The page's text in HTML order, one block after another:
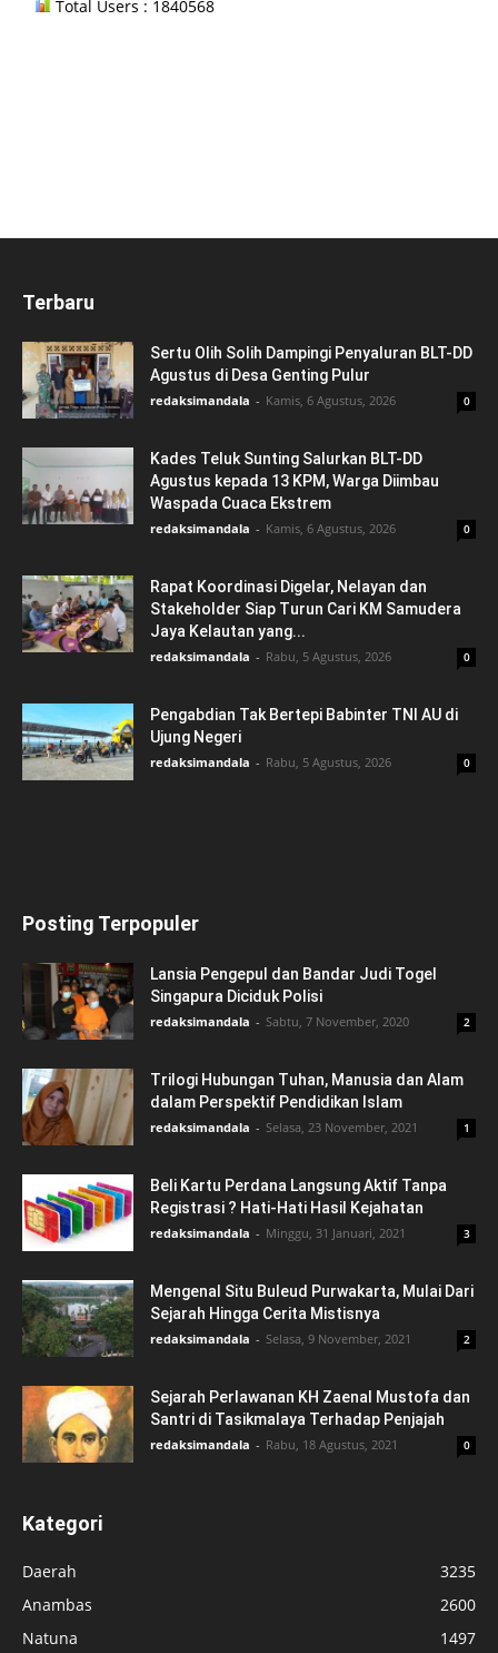
Total Users : 1840568
Terbaru
Sertu Olih Solih Dampingi Penyaluran BLT-DD
Agustus di Desa Genting Pulur
redaksimandala - Kamis, 6 Agustus, 2026 0
Kades Teluk Sunting Salurkan BLT-DD
Agustus kepada 13 KPM, Warga Diimbau
Waspada Cuaca Ekstrem
redaksimandala - Kamis, 6 Agustus, 2026 0
Rapat Koordinasi Digelar, Nelayan dan
Stakeholder Siap Turun Cari KM Samudera
Jaya Kelautan yang...
redaksimandala - Rabu, 5 Agustus, 2026 0
Pengabdian Tak Bertepi Babinter TNI AU di
Ujung Negeri
redaksimandala - Rabu, 5 Agustus, 2026 0
Posting Terpopuler
Lansia Pengepul dan Bandar Judi Togel
Singapura Diciduk Polisi
redaksimandala - Sabtu, 7 November, 2020 2
Trilogi Hubungan Tuhan, Manusia dan Alam
dalam Perspektif Pendidikan Islam
redaksimandala - Selasa, 23 November, 2021 1
Beli Kartu Perdana Langsung Aktif Tanpa
Registrasi ? Hati-Hati Hasil Kejahatan
redaksimandala - Minggu, 31 Januari, 2021 3
Mengenal Situ Buleud Purwakarta, Mulai Dari
Sejarah Hingga Cerita Mistisnya
redaksimandala - Selasa, 9 November, 2021 2
Sejarah Perlawanan KH Zaenal Mustofa dan
Santri di Tasikmalaya Terhadap Penjajah
redaksimandala - Rabu, 18 Agustus, 2021 0
Kategori
Daerah
3235
Anambas
2600
Natuna
1497